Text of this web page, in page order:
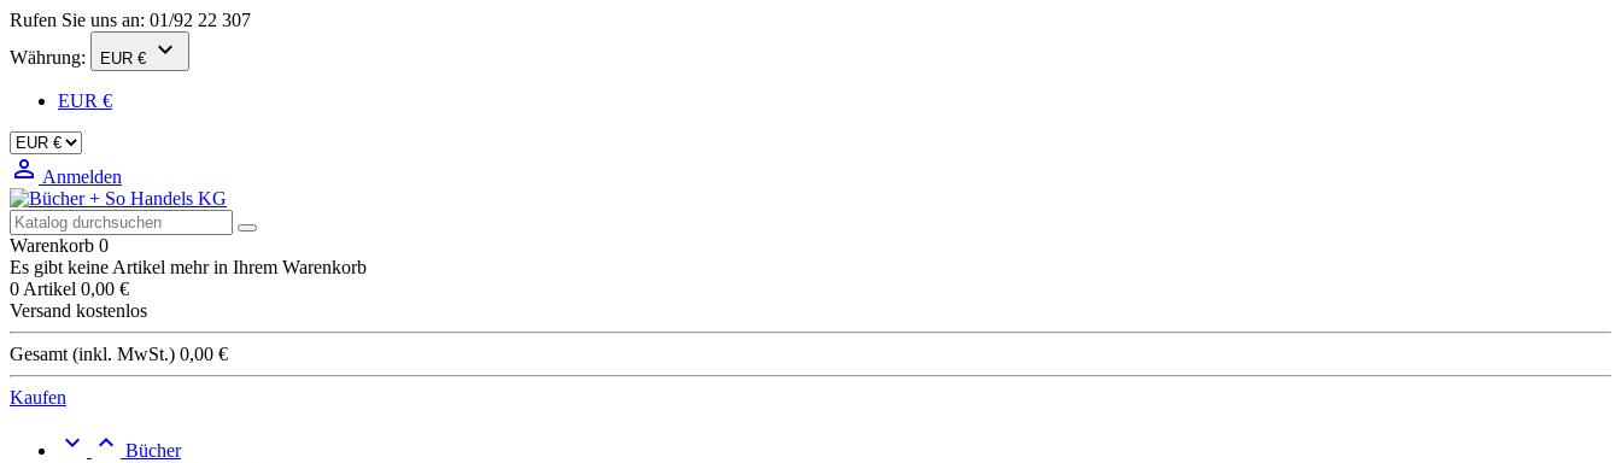
Rufen Sie uns an: 01/92 22 307
Währung:
EUR € 
EUR €
 Anmelden
Warenkorb 0
Es gibt keine Artikel mehr in Ihrem Warenkorb
0 Artikel 0,00 €
Versand kostenlos
Gesamt (inkl. MwSt.) 0,00 €
Kaufen
  Bücher